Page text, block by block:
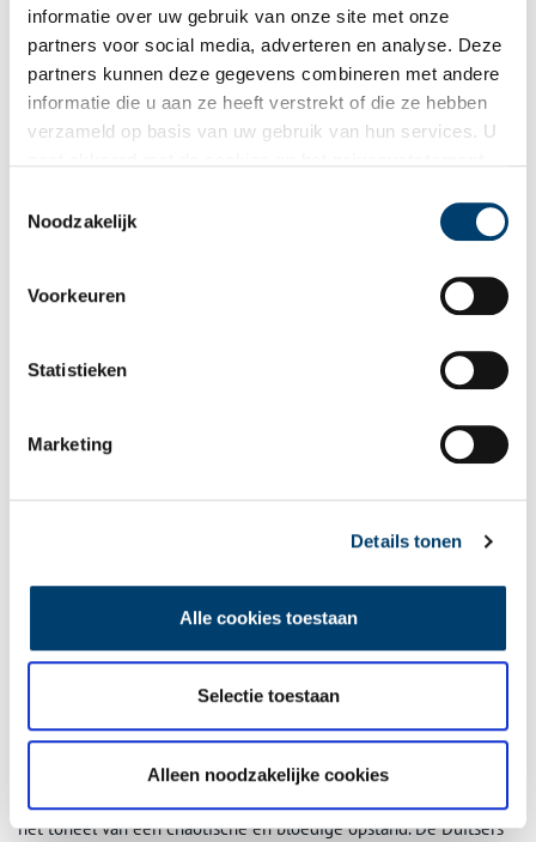
informatie over uw gebruik van onze site met onze
partners voor social media, adverteren en analyse. Deze
partners kunnen deze gegevens combineren met andere
informatie die u aan ze heeft verstrekt of die ze hebben
verzameld op basis van uw gebruik van hun services. U
Noodzakelijk
Voorkeuren
Statistieken
Marketing
Details tonen
Alle cookies toestaan
Selectie toestaan
Alleen noodzakelijke cookies
Immaterieel Erfgoed.
Het laatste slagveld van de Tweede Wereldoorlog
De Tweede Wereldoorlog gaat grootendeels aan Texel voorbij,
totdat op 6 april 1945 alles verandert. Een groep van achthonderd
Georgische krijgsgevangenen, die kort daarvoor op Texel was
gestationeerd, komt in opstand tegen de Duitsers. In het holst van
de nacht worden 450 Duitse militairen vermoord, zonder dat er
een schot wordt gelost. In de weken die hierop volgen is Texel
het toneel van een chaotische en bloedige opstand. De Duitsers